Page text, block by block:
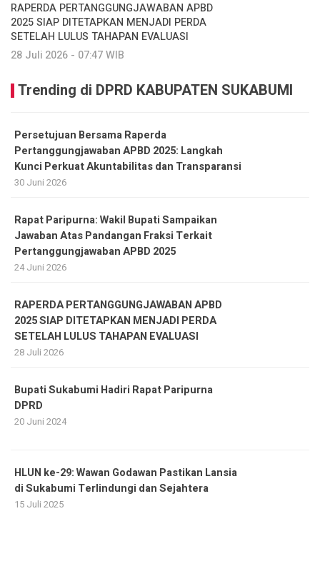
RAPERDA PERTANGGUNGJAWABAN APBD
2025 SIAP DITETAPKAN MENJADI PERDA
SETELAH LULUS TAHAPAN EVALUASI
28 Juli 2026 - 07:47 WIB
Trending di DPRD KABUPATEN SUKABUMI
Persetujuan Bersama Raperda
Pertanggungjawaban APBD 2025: Langkah
Kunci Perkuat Akuntabilitas dan Transparansi
30 Juni 2026
Rapat Paripurna: Wakil Bupati Sampaikan
Jawaban Atas Pandangan Fraksi Terkait
Pertanggungjawaban APBD 2025
24 Juni 2026
RAPERDA PERTANGGUNGJAWABAN APBD
2025 SIAP DITETAPKAN MENJADI PERDA
SETELAH LULUS TAHAPAN EVALUASI
28 Juli 2026
Bupati Sukabumi Hadiri Rapat Paripurna
DPRD
20 Juni 2024
HLUN ke-29: Wawan Godawan Pastikan Lansia
di Sukabumi Terlindungi dan Sejahtera
15 Juli 2025